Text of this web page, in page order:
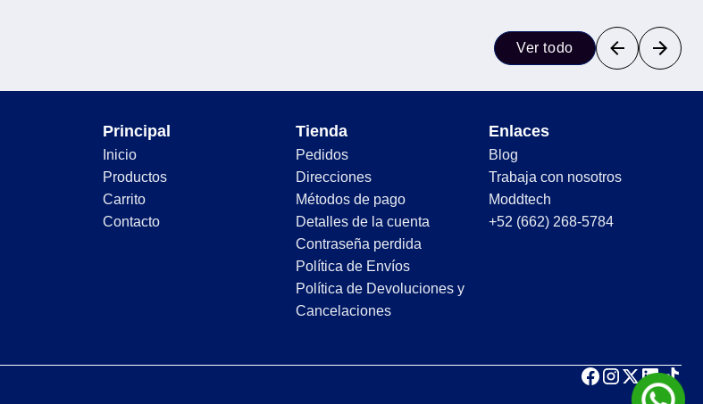
Ver todo
Principal
Inicio
Productos
Carrito
Contacto
Tienda
Pedidos
Direcciones
Métodos de pago
Detalles de la cuenta
Contraseña perdida
Política de Envíos
Política de Devoluciones y
Cancelaciones
Enlaces
Blog
Trabaja con nosotros
Moddtech
+52 (662) 268-5784